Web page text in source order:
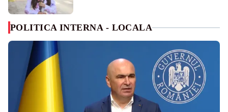
POLITICA INTERNA - LOCALA